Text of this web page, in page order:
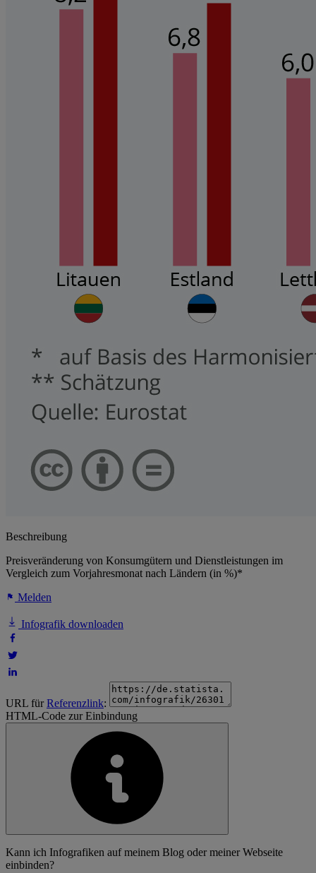
Beschreibung
Preisveränderung von Konsumgütern und Dienstleistungen im
Vergleich zum Vorjahresmonat nach Ländern (in %)*
Melden
Infografik downloaden
URL fürReferenzlink:
HTML-Code zur Einbindung
Kann ich Infografiken auf meinem Blog oder meiner Webseite
einbinden?